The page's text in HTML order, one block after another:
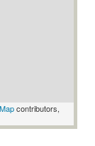
contributors,